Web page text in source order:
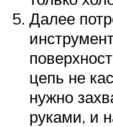
Далее
цепь не
нужно
руками, и